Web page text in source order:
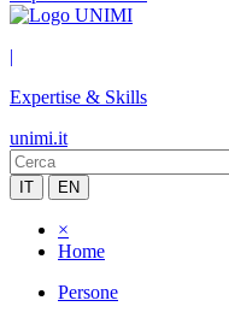
|
Expertise & Skills
unimi.it
IT EN
×
Home
Persone